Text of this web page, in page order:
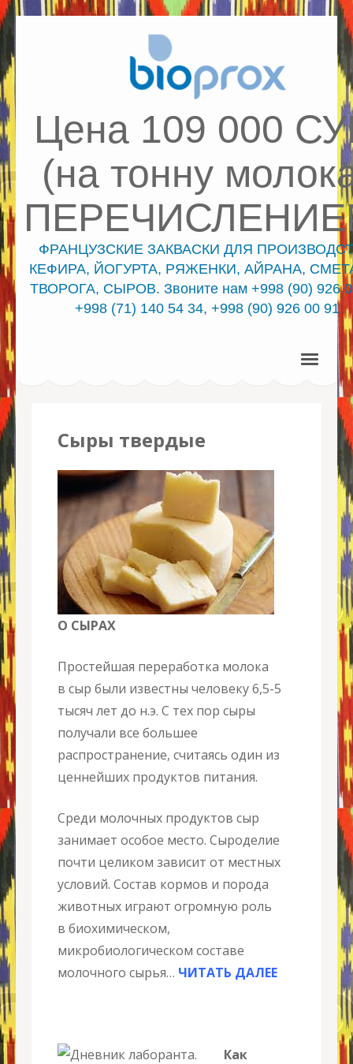
Цена 109 000
(на тонну
ФРАНЦУЗСКИЕ ЗАКВАСКИ ДЛЯ
КЕФИРА, ЙОГУРТА, РЯЖЕНКИ, АЙРАНА,
ТВОРОГА, СЫРОВ. Звоните нам +998 (90) 926
+998 (71) 140 54 34, +998 (90) 926 00 91
Сыры твердые
О СЫРАХ
Простейшая переработка молока
в сыр были известны человеку 6,5-5
тысяч лет до н.э. С тех пор сыры
получали все большее
распространение, считаясь один из
ценнейших продуктов питания.
Среди молочных продуктов сыр
занимает особое место. Сыроделие
почти целиком зависит от местных
условий. Состав кормов и порода
животных играют огромную роль
в биохимическом,
микробиологическом составе
молочного сырья… ЧИТАТЬ ДАЛЕЕ
Как